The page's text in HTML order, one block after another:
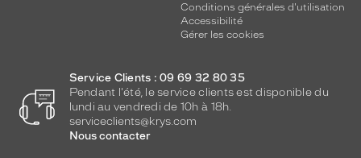
Conditions générales d'utilisation
Accessibilité
Gérer les cookies
Service Clients : 09 69 32 80 35
Pendant l'été, le service clients est disponible du
lundi au vendredi de 10h à 18h.
serviceclients@krys.com
Nous contacter